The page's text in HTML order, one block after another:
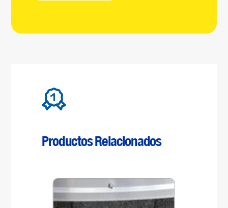
Productos Relacionados